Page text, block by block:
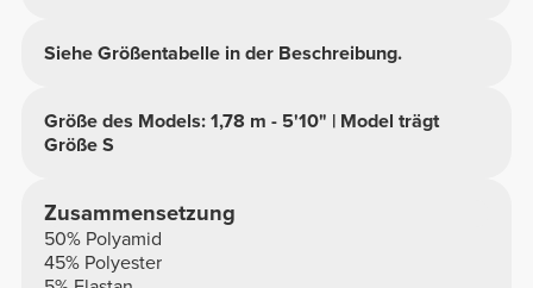
Siehe Größentabelle in der Beschreibung.
Größe des Models: 1,78 m - 5'10" | Model trägt
Größe S
Zusammensetzung
50% Polyamid
45% Polyester